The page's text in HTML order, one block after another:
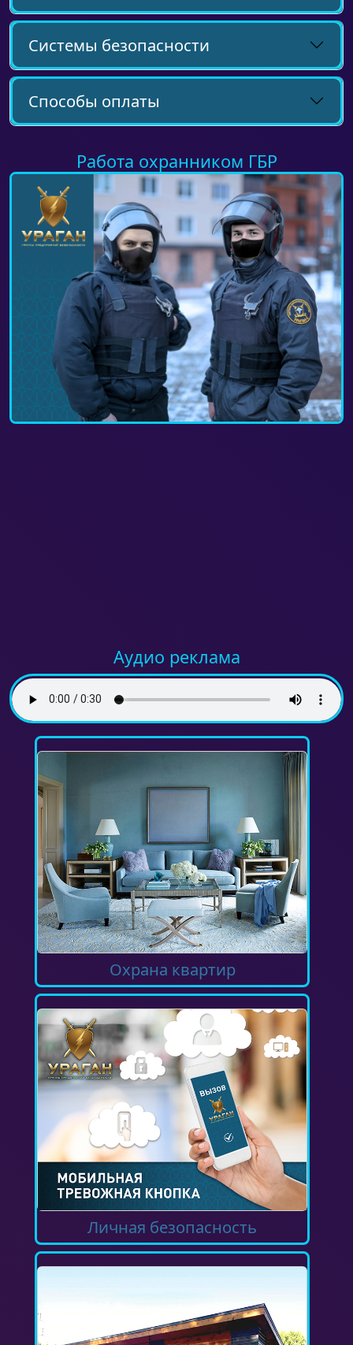
Системы безопасности
Способы оплаты
Работа охранником ГБР
Аудио реклама
Охрана квартир
Личная безопасность